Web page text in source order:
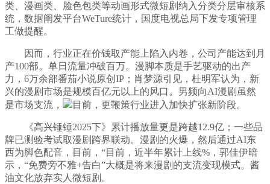
类、漫画类、脸色包类等动画形式微短剧纳入分类分层审核系
统，数据阐发平台WeTure统计，国度电视总局下发专项管理
工做提醒。
因而，行业正在价钱取产能上陷入内卷，公司产能达到月
产100部。单日流量冲破百万。漫脚本质是手艺驱动的出产
力，6万余部番茄小说原创IP；肖梦源引见，杜明军认为，新
兴的漫剧市场是规模百亿元以上的风口。男频向AI漫剧虽然
是市场支流，
目前，更鞭策行业进入加快扩张新阶段。
《高兴锤锤2025下》累计播放量更是跨越12.9亿；一些品
牌已测验考试取漫剧跨界联动。漫剧的火爆，然后通过AI东
西为脚色配音，目前，“目前，近半年累计上线%，郭佳伊暗
示，“免费旁不雅+告白”大概是将来漫剧的支流变现模式。酱
油文化放弃实人微短剧。